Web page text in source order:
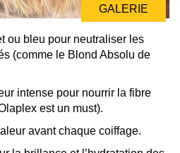
GALERIE
ou bleu pour neutraliser les
(comme le Blond Absolu de
intense pour nourrir la fibre
est un must).
avant chaque coiffage.